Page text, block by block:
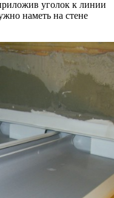
уголок к линии
наметь на стене